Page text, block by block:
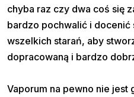
chyba raz czy dwa coś się
bardzo pochwalić i docenić
wszelkich starań, aby
dopracowaną i bardzo
Vaporum na pewno nie jest